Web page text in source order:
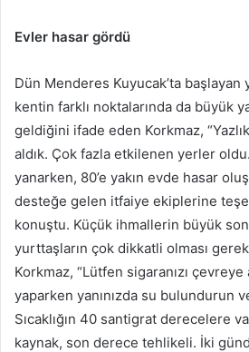
Evler hasar gördü
Dün Menderes Kuyucak’ta başlayan
kentin farklı noktalarında da büyük
geldiğini ifade eden Korkmaz,
aldık. Çok fazla etkilenen yerler
yanarken, 80’e yakın evde hasar
desteğe gelen itfaiye ekiplerine
konuştu. Küçük ihmallerin büyük
yurttaşların çok dikkatli olması
Korkmaz, “Lütfen sigaranızı çevreye
yaparken yanınızda su bulundurun
Sıcaklığın 40 santigrat derecelere
kaynak, son derece tehlikeli. İki